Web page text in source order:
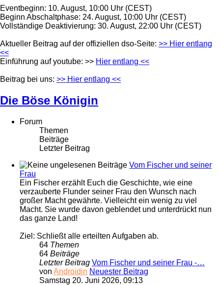
Eventbeginn: 10. August, 10:00 Uhr (CEST)
Beginn Abschaltphase: 24. August, 10:00 Uhr (CEST)
Vollständige Deaktivierung: 30. August, 22:00 Uhr (CEST)
Aktueller Beitrag auf der offiziellen dso-Seite: >> Hier entlang
<<
Einführung auf youtube: >> Hier entlang <<
Beitrag bei uns: >> Hier entlang <<
Die Böse Königin
Forum
Themen
Beiträge
Letzter Beitrag
Vom Fischer und seiner
Frau
Ein Fischer erzählt Euch die Geschichte, wie eine
verzauberte Flunder seiner Frau den Wunsch nach
großer Macht gewährte. Vielleicht ein wenig zu viel
Macht. Sie wurde davon geblendet und unterdrückt nun
das ganze Land!
Ziel: Schließt alle erteilten Aufgaben ab.
64 Themen
64 Beiträge
Letzter Beitrag Vom Fischer und seiner Frau -…
von Androidin Neuester Beitrag
Samstag 20. Juni 2026, 09:13